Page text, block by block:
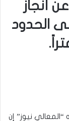
أنجاز
الحدود
نيوز” إن